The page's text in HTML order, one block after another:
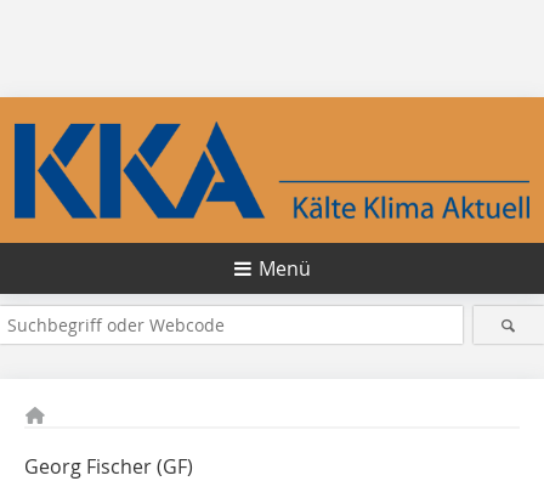
Menü
Georg Fischer (GF)